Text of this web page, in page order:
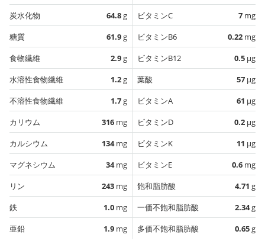
炭水化物
64.8g
糖質
61.9g
食物繊維
2.9g
水溶性食物繊維
1.2g
不溶性食物繊維
1.7g
カリウム
316 mg
カルシウム
134mg
マグネシウム
34mg
リン
243 mg
鉄
1.0 mg
亜鉛
1.9 mg
ビタミンC
7 mg
ビタミンB6
0.22 mg
ビタミンB12
0.5 µg
葉酸
57 µg
ビタミンA
61 µg
ビタミンD
0.2 µg
ビタミンK
11 µg
ビタミンE
0.6 mg
飽和脂肪酸
4.71 g
一価不飽和脂肪酸
2.34g
多価不飽和脂肪酸
0.65g